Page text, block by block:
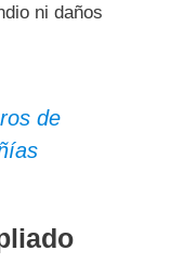
ni daños
de